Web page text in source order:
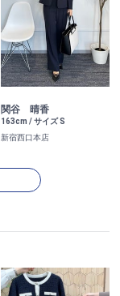
関谷 晴香
163cm / サイズ S
新宿西口本店